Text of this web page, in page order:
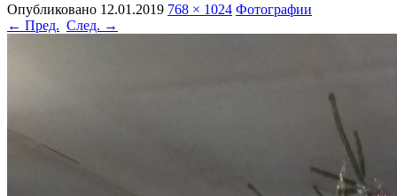
Опубликовано 12.01.2019 768 × 1024 Фотографии
← Пред. След. →